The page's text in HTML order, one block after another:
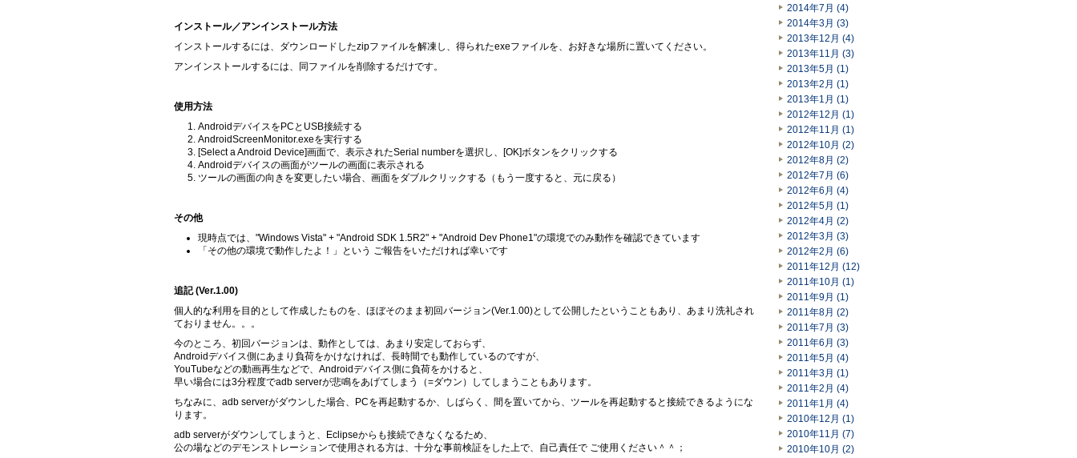
インストール／アンインストール方法
インストールするには、ダウンロードしたzipファイルを解凍し、得られたexeファイルを、お好きな場所に置いてください。
アンインストールするには、同ファイルを削除するだけです。
使用方法
AndroidデバイスをPCとUSB接続する
AndroidScreenMonitor.exeを実行する
[Select a Android Device]画面で、表示されたSerial numberを選択し、[OK]ボタンをクリックする
Androidデバイスの画面がツールの画面に表示される
ツールの画面の向きを変更したい場合、画面をダブルクリックする（もう一度すると、元に戻る）
その他
現時点では、"Windows Vista" + "Android SDK 1.5R2" + "Android Dev Phone1"の環境でのみ動作を確認できています
「その他の環境で動作したよ！」という ご報告をいただければ幸いです
追記 (Ver.1.00)
個人的な利用を目的として作成したものを、ほぼそのまま初回バージョン(Ver.1.00)として公開したということもあり、あまり洗礼され
ておりません。。。
今のところ、初回バージョンは、動作としては、あまり安定しておらず、
Androidデバイス側にあまり負荷をかけなければ、長時間でも動作しているのですが、
YouTubeなどの動画再生などで、Androidデバイス側に負荷をかけると、
早い場合には3分程度でadb serverが悲鳴をあげてしまう（=ダウン）してしまうこともあります。
ちなみに、adb serverがダウンした場合、PCを再起動するか、しばらく、間を置いてから、ツールを再起動すると接続できるようにな
ります。
adb serverがダウンしてしまうと、Eclipseからも接続できなくなるため、
公の場などのデモンストレーションで使用される方は、十分な事前検証をした上で、自己責任で ご使用ください＾＾；
2014年7月 (4)
2014年3月 (3)
2013年12月 (4)
2013年11月 (3)
2013年5月 (1)
2013年2月 (1)
2013年1月 (1)
2012年12月 (1)
2012年11月 (1)
2012年10月 (2)
2012年8月 (2)
2012年7月 (6)
2012年6月 (4)
2012年5月 (1)
2012年4月 (2)
2012年3月 (3)
2012年2月 (6)
2011年12月 (12)
2011年10月 (1)
2011年9月 (1)
2011年8月 (2)
2011年7月 (3)
2011年6月 (3)
2011年5月 (4)
2011年3月 (1)
2011年2月 (4)
2011年1月 (4)
2010年12月 (1)
2010年11月 (7)
2010年10月 (2)